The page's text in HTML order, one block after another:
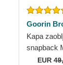
Goorin
Kapa
snapback
Premium
EUR